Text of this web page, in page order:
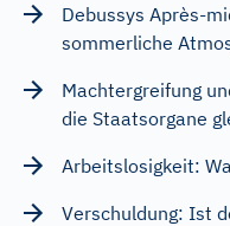
Debussys Après-
sommerliche
Machtergreifung
die Staatsorgane
Arbeitslosigkeit:
Verschuldung: Ist